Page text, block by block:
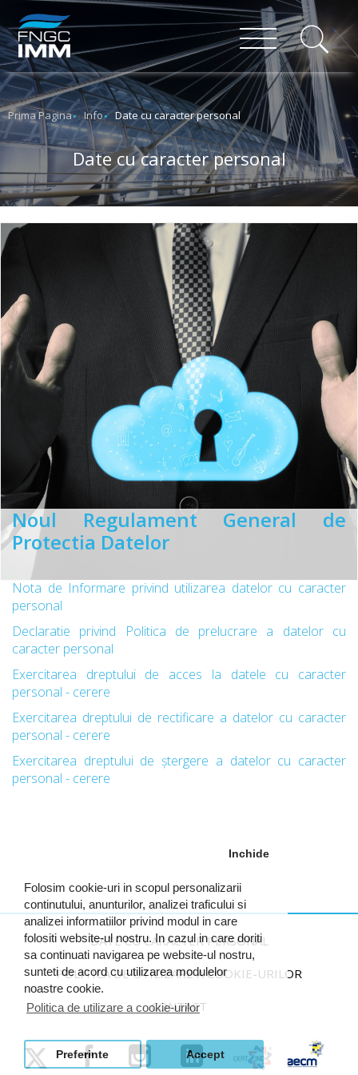
Folosim cookie-uri in scopul personalizarii
continutului, anunturilor, analizei traficului si
analizei informatiilor privind modul in care
folositi website-ul nostru. In cazul in care doriti
sa continuati navigarea pe website-ul nostru,
sunteti de acord cu utilizarea modulelor
noastre cookie.
Politica de utilizare a cookie-urilor
Inchide
Preferinte Accept
Prima Pagina Info Date cu caracter personal
Date cu caracter personal
Noul Regulament General de
Protectia Datelor
Nota de Informare privind utilizarea datelor cu caracter
personal
Declaratie privind Politica de prelucrare a datelor cu
caracter personal
Exercitarea dreptului de acces la datele cu caracter
personal - cerere
Exercitarea dreptului de rectificare a datelor cu caracter
personal - cerere
Exercitarea dreptului de ștergere a datelor cu caracter
personal - cerere
DATE CU CARACTER PERSONAL
POLITICA DE UTILIZARE A COOKIE-URILOR
CONTACT